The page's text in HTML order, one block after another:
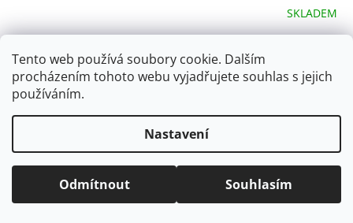
Tento web používá soubory cookie. Dalším
procházením tohoto webu vyjadřujete souhlas s jejich
používáním.
Nastavení
Odmítnout Souhlasím
SKLADEM
199 Kč
O
v
l
á
c
Informace pro vás